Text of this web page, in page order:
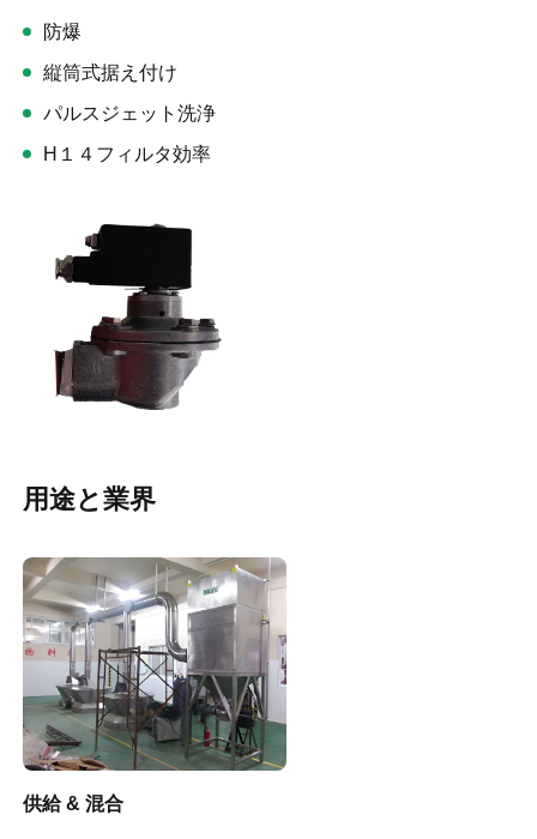
防爆
縦筒式据え付け
パルスジェット洗浄
H１４フィルタ効率
用途と業界
供給 & 混合